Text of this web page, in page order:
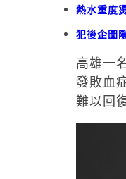
熱水重度
犯後企圖
高雄一
發敗血
難以回